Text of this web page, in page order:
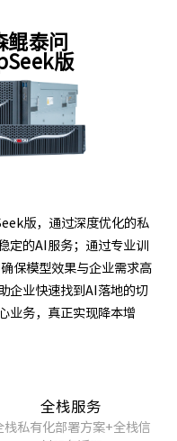
鲲泰问
版
版，通过深度优化的私
定的AI服务；通过专业训
保模型效果与企业需求高
企业快速找到AI落地的切
业务，真正实现降本增
全栈服务
栈私有化部署方案+全栈信